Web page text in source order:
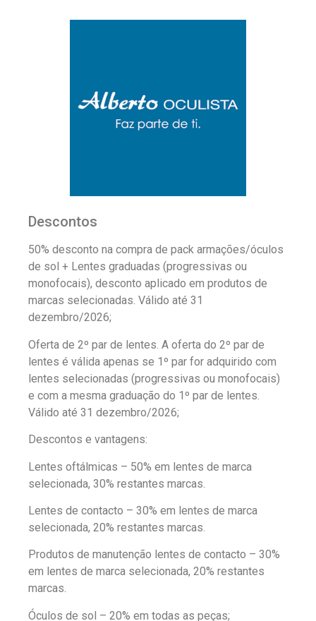
Descontos
50% desconto na compra de pack armações/óculos
de sol + Lentes graduadas (progressivas ou
monofocais), desconto aplicado em produtos de
marcas selecionadas. Válido até 31
dezembro/2026;
Oferta de 2º par de lentes. A oferta do 2º par de
lentes é válida apenas se 1º par for adquirido com
lentes selecionadas (progressivas ou monofocais)
e com a mesma graduação do 1º par de lentes.
Válido até 31 dezembro/2026;
Descontos e vantagens:
Lentes oftálmicas – 50% em lentes de marca
selecionada, 30% restantes marcas.
Lentes de contacto – 30% em lentes de marca
selecionada, 20% restantes marcas.
Produtos de manutenção lentes de contacto – 30%
em lentes de marca selecionada, 20% restantes
marcas.
Óculos de sol – 20% em todas as peças;